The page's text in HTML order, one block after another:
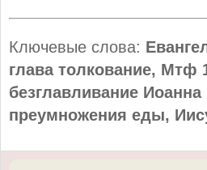
Ключевые слова:
глава толкование, Мтф
безглавливание
преумножения еды,